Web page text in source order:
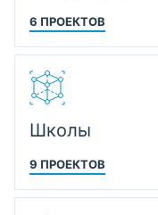
6 ПРОЕКТОВ
Школы
9 ПРОЕКТОВ